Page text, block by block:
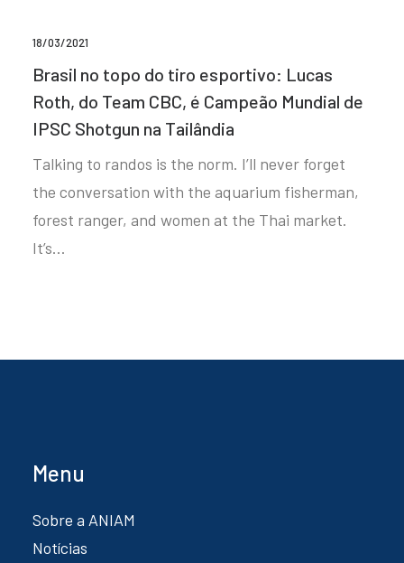
18/03/2021
Brasil no topo do tiro esportivo: Lucas
Roth, do Team CBC, é Campeão Mundial de
IPSC Shotgun na Tailândia
Talking to randos is the norm. I’ll never forget
the conversation with the aquarium fisherman,
forest ranger, and women at the Thai market.
It’s…
Menu
Sobre a ANIAM
Notícias